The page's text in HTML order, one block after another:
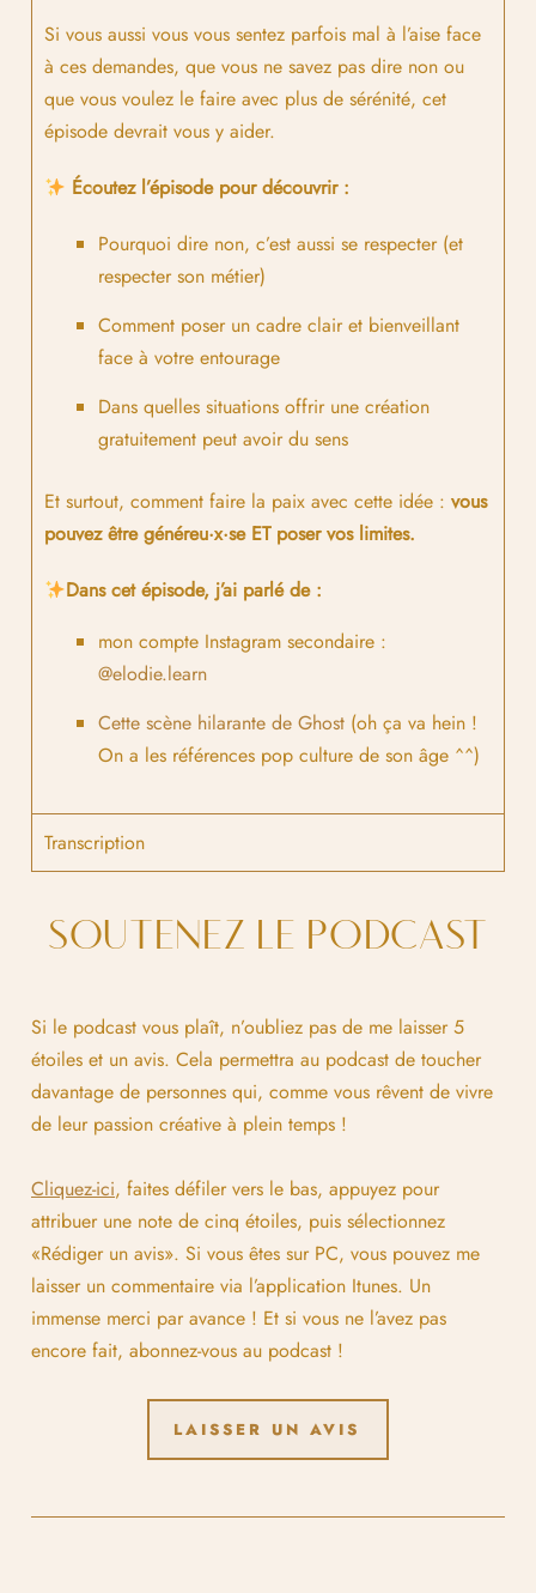
Si vous aussi vous vous sentez parfois mal à l’aise face
à ces demandes, que vous ne savez pas dire non ou
que vous voulez le faire avec plus de sérénité, cet
épisode devrait vous y aider.
Écoutez l’épisode pour découvrir :
Pourquoi dire non, c’est aussi se respecter (et
respecter son métier)
Comment poser un cadre clair et bienveillant
face à votre entourage
Dans quelles situations offrir une création
gratuitement peut avoir du sens
Et surtout, comment faire la paix avec cette idée : vous
pouvez être généreu·x·se ET poser vos limites.
Dans cet épisode, j’ai parlé de :
mon compte Instagram secondaire :
@elodie.learn
Cette scène hilarante de Ghost (oh ça va hein !
On a les références pop culture de son âge ^^)
Transcription
SOUTENEZ LE PODCAST
Si le podcast vous plaît, n’oubliez pas de me laisser 5
étoiles et un avis. Cela permettra au podcast de toucher
davantage de personnes qui, comme vous rêvent de vivre
de leur passion créative à plein temps !
Cliquez-ici, faites défiler vers le bas, appuyez pour
attribuer une note de cinq étoiles, puis sélectionnez
«Rédiger un avis». Si vous êtes sur PC, vous pouvez me
laisser un commentaire via l’application Itunes. Un
immense merci par avance ! Et si vous ne l’avez pas
encore fait, abonnez-vous au podcast !
LAISSER UN AVIS